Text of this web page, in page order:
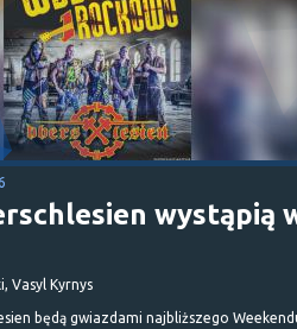
wystąpią
Vasyl Kyrnys
będą gwiazdami najbliższego